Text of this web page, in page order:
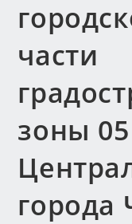
части
зоны
города